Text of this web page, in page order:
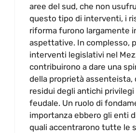
aree del sud, che non
questo tipo di interventi, i
riforma furono largamente
aspettative. In complesso,
interventi legislativi nel
contribuirono a dare una
della proprietà assenteista,
residui degli antichi
feudale. Un ruolo di
importanza ebbero gli enti
quali accentrarono tutte le